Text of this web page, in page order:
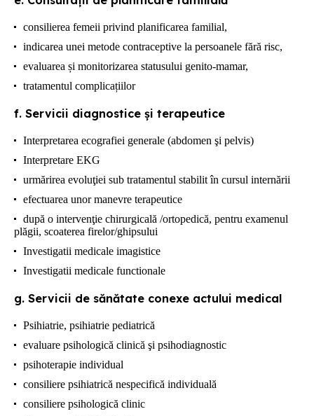
consilierea femeii privind planificarea familial,
indicarea unei metode contraceptive la persoanele fără risc,
evaluarea și monitorizarea statusului genito-mamar,
tratamentul complicațiilor
f. Servicii diagnostice şi terapeutice
Interpretarea ecografiei generale (abdomen şi pelvis)
Interpretare EKG
urmărirea evoluţiei sub tratamentul stabilit în cursul internării
efectuarea unor manevre terapeutice
după o intervenţie chirurgicală /ortopedică, pentru examenul
plăgii, scoaterea firelor/ghipsului
Investigatii medicale imagistice
Investigatii medicale functionale
g. Servicii de sănătate conexe actului medical
Psihiatrie, psihiatrie pediatrică
evaluare psihologică clinică şi psihodiagnostic
psihoterapie individual
consiliere psihiatrică nespecifică individuală
consiliere psihologică clinic